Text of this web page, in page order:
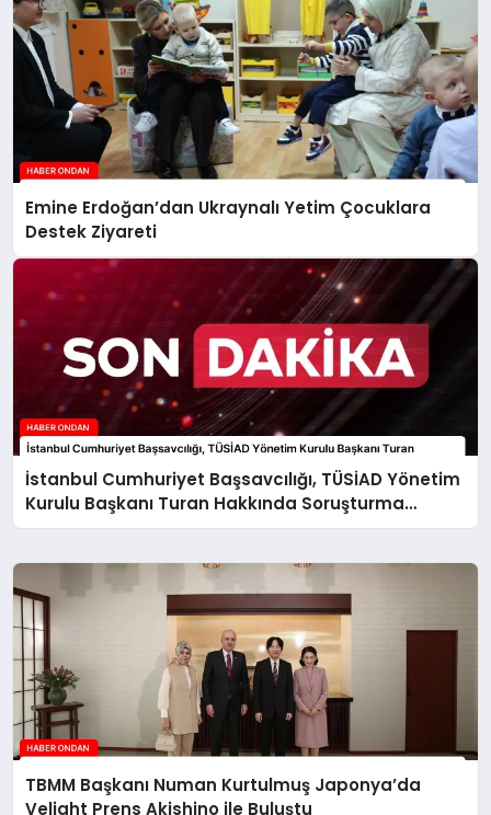
Emine Erdoğan’dan Ukraynalı Yetim Çocuklara
Destek Ziyareti
İstanbul Cumhuriyet Başsavcılığı, TÜSİAD Yönetim
Kurulu Başkanı Turan Hakkında Soruşturma
Başlattı
TBMM Başkanı Numan Kurtulmuş Japonya’da
Veliaht Prens Akishino ile Buluştu